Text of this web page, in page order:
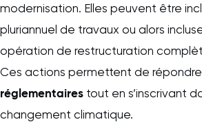
modernisation. Elles peuvent être
pluriannuel de travaux ou alors
opération de restructuration
Ces actions permettent de
réglementaires tout en s’inscrivant
changement climatique.